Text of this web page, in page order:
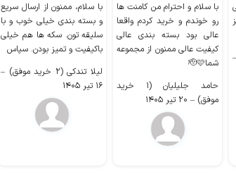
–
با سلام و احترام من کامنت ها
رو خوندم و خرید کردم واقعا
عالی بود بسته بندی عالی
کیفیت عالی ممنون از مجموعه
شما🫡🩷
حامد جلیلیان (۱ خرید
موفق) – ۲۰ تیر ۱۴۰۵
با سلام، ممنون از ارسال سریع
و بسته بندی خیلی خوب و با
سلیقه تون. سکه ها هم خیلی
باکیفیت و تمیز بودن. سپاس
لیلا تندکی (۲ خرید موفق)
–
۱۶ تیر ۱۴۰۵